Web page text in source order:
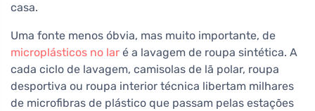
casa.
Uma fonte menos óbvia, mas muito importante, de
microplásticos no lar é a lavagem de roupa sintética. A
cada ciclo de lavagem, camisolas de lã polar, roupa
desportiva ou roupa interior técnica libertam milhares
de microfibras de plástico que passam pelas estações